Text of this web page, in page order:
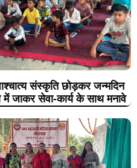
संस्कृति छोड़कर जन्मदिन
में जाकर सेवा-कार्य के साथ मनावे